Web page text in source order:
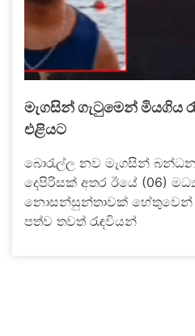
මැගසින් ගැටුමෙන් මියගිය
එළියට
බොරැල්ල නව මැගසින්
දෙපිරිසක් අතර ඊයේ (06)
නොසන්සුන්තාවක් හේතුවෙන්
පත්ව තවත් රැඳවියන්